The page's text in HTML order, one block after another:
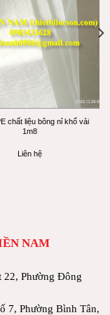
chất liệu bông nỉ khổ vải
1m8
Liên hệ
NAM
22, Phường Đông
7, Phường Bình Tân,